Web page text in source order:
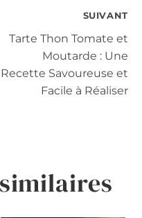
SUIVANT
Tarte Thon Tomate et
Moutarde : Une
Recette Savoureuse et
Facile à Réaliser